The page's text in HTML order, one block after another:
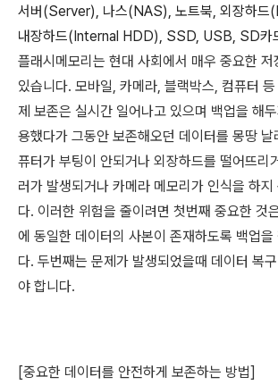
서버(Server), 나스(NAS), 노트북, 외장하
내장하드(Internal HDD), SSD, USB, SD카
플래시메모리는 현대 사회에서 매우 중요한
있습니다. 모바일, 카메라, 블랙박스, 컴퓨터
제 보존은 실시간 일어나고 있으며 백업을 해
용했다가 그동안 보존해오던 데이터를 몽땅 날
퓨터가 부팅이 안되거나 외장하드를 떨어뜨리
러가 발생되거나 카메라 메모리가 인식을 하지
다. 이러한 위험을 줄이려면 첫번째 중요한 것
에 동일한 데이터의 사본이 존재하도록 백업을
다. 두번째는 문제가 발생되었을때 데이터 복
야 합니다.
[중요한 데이터를 안전하게 보존하는 방법]